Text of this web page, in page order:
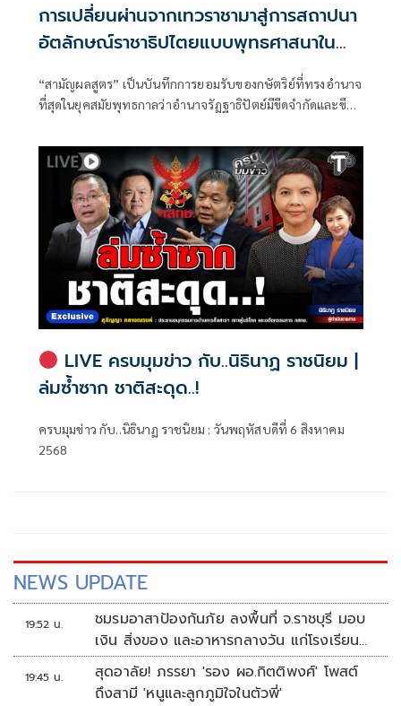
การเปลี่ยนผ่านจากเทวราชามาสู่การสถาปนา
อัตลักษณ์ราชาธิปไตยแบบพุทธศาสนาใน
พระไตรปิฏก : สามัญผลสูตรในฐานะทฤษฎี
ขีดจำกัดของอำนาจรัฐเหนือแรงงานและ
ทรัพย์สิน
“สามัญผลสูตร” เป็นบันทึกการยอมรับของกษัตริย์ที่ทรงอำนาจ
ที่สุดในยุคสมัยพุทธกาลว่าอำนาจรัฏฐาธิปัตย์มีขีดจำกัดและขีด
LIVE ครบมุมข่าว กับ..นิธินาฏ ราชนิยม |
ล่มซ้ำซาก ชาติสะดุด..!
ครบมุมข่าว กับ..นิธินาฏ ราชนิยม : วันพฤหัสบดีที่ 6 สิงหาคม
2568
NEWS UPDATE
19:52 น.
ชมรมอาสาป้องกันภัย ลงพื้นที่ จ.ราชบุรี มอบ
เงิน สิ่งของ และอาหารกลางวัน แก่โรงเรียน
บ้านหนองน้ำใส
19:45 น.
สุดอาลัย! ภรรยา 'รอง ผอ.กิตติพงศ์' โพสต์
ถึงสามี 'หนูและลูกภูมิใจในตัวพี่'